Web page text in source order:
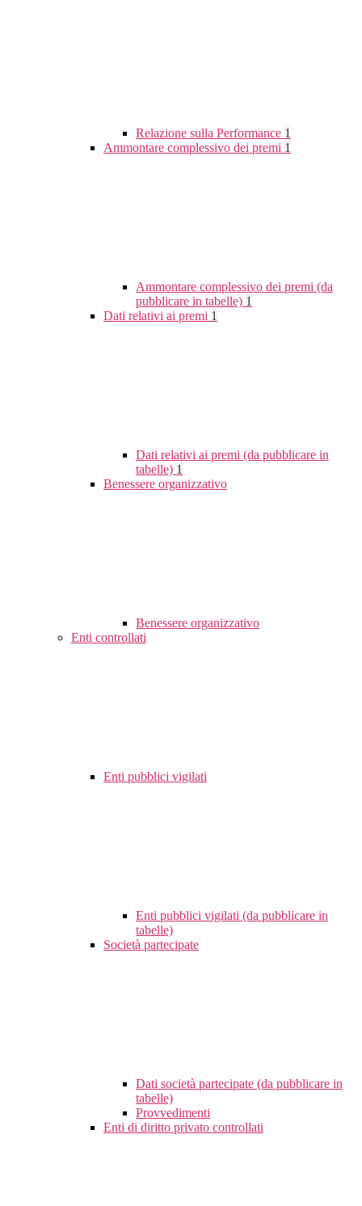
Relazione sulla Performance 1
Ammontare complessivo dei premi 1
Ammontare complessivo dei premi (da
pubblicare in tabelle) 1
Dati relativi ai premi 1
Dati relativi ai premi (da pubblicare in
tabelle) 1
Benessere organizzativo
Benessere organizzativo
Enti controllati
Enti pubblici vigilati
Enti pubblici vigilati (da pubblicare in
tabelle)
Società partecipate
Dati società partecipate (da pubblicare in
tabelle)
Provvedimenti
Enti di diritto privato controllati